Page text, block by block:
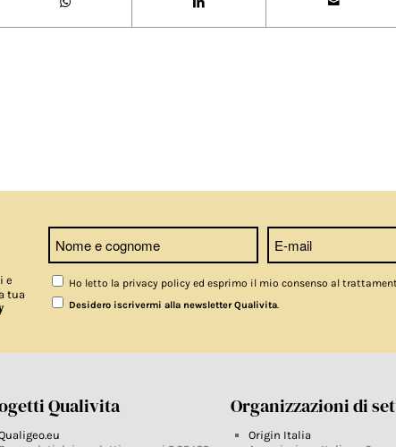
e
tua
Ho letto la privacy policy ed esprimo il mio consenso al
Desidero iscrivermi alla newsletter Qualivita.
Qualivita Organizzazioni di
Origin Italia